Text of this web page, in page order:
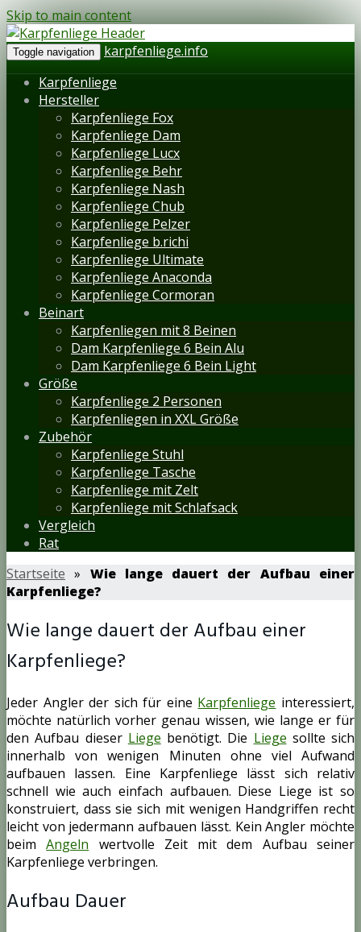
Skip to main content
Toggle navigation
karpfenliege.info
Karpfenliege
Hersteller
Karpfenliege Fox
Karpfenliege Dam
Karpfenliege Lucx
Karpfenliege Behr
Karpfenliege Nash
Karpfenliege Chub
Karpfenliege Pelzer
Karpfenliege b.richi
Karpfenliege Ultimate
Karpfenliege Anaconda
Karpfenliege Cormoran
Beinart
Karpfenliegen mit 8 Beinen
Dam Karpfenliege 6 Bein Alu
Dam Karpfenliege 6 Bein Light
Größe
Karpfenliege 2 Personen
Karpfenliegen in XXL Größe
Zubehör
Karpfenliege Stuhl
Karpfenliege Tasche
Karpfenliege mit Zelt
Karpfenliege mit Schlafsack
Vergleich
Rat
Startseite » Wie lange dauert der Aufbau einer
Karpfenliege?
Wie lange dauert der Aufbau einer
Karpfenliege?
Jeder Angler der sich für eine Karpfenliege interessiert,
möchte natürlich vorher genau wissen, wie lange er für
den Aufbau dieser Liege benötigt. Die Liege sollte sich
innerhalb von wenigen Minuten ohne viel Aufwand
aufbauen lassen. Eine Karpfenliege lässt sich relativ
schnell wie auch einfach aufbauen. Diese Liege ist so
konstruiert, dass sie sich mit wenigen Handgriffen recht
leicht von jedermann aufbauen lässt. Kein Angler möchte
beimAngeln wertvolle Zeit mit dem Aufbau seiner
Karpfenliege verbringen.
Aufbau Dauer